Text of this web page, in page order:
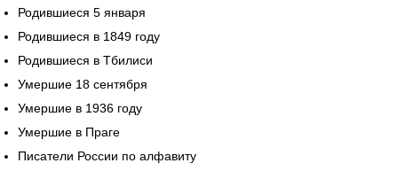
Родившиеся 5 января
Родившиеся в 1849 году
Родившиеся в Тбилиси
Умершие 18 сентября
Умершие в 1936 году
Умершие в Праге
Писатели России по алфавиту